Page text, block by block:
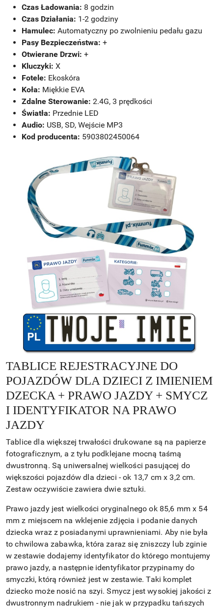
Czas Ładowania: 8 godzin
Czas Działania: 1-2 godziny
Hamulec: Automatyczny po zwolnieniu pedału gazu
Pasy Bezpieczeństwa: +
Otwierane Drzwi: +
Kluczyki: X
Fotele: Ekoskóra
Koła: Miękkie EVA
Zdalne Sterowanie: 2.4G, 3 prędkości
Światła: Przednie LED
Audio: USB, SD, Wejście MP3
Kod producenta: 5903802450064
TABLICE REJESTRACYJNE DO
POJAZDÓW DLA DZIECI Z IMIENIEM
DZECKA + PRAWO JAZDY + SMYCZ
I IDENTYFIKATOR NA PRAWO
JAZDY
Tablice dla większej trwałości drukowane są na papierze
fotograficznym, a z tyłu podklejane mocną taśmą
dwustronną. Są uniwersalnej wielkości pasującej do
większości pojazdów dla dzieci - ok 13,7 cm x 3,2 cm.
Zestaw oczywiście zawiera dwie sztuki.
Prawo jazdy jest wielkości oryginalnego ok 85,6 mm x 54
mm z miejscem na wklejenie zdjęcia i podanie danych
dziecka wraz z posiadanymi uprawnieniami. Aby nie była
to chwilowa zabawka, która zaraz się zniszczy lub zginie
w zestawie dodajemy identyfikator do którego montujemy
prawo jazdy, a następnie identyfikator przypinamy do
smyczki, którą również jest w zestawie. Taki komplet
dziecko może nosić na szyi. Smycz jest wysokiej jakości z
dwustronnym nadrukiem - nie jak w przypadku tańszych